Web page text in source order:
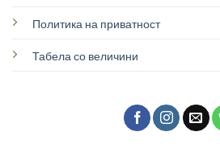
Политика на приватност
Табела со величини